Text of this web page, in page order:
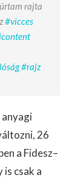
rajta
#vicces
#rajz
26
a Fidesz–
csak a